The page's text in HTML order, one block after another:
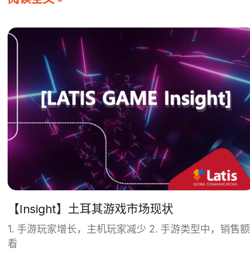
【Insight】土耳其游戏市场现状
1. 手游玩家增长，主机玩家减少 2. 手游类型中，销售额
看